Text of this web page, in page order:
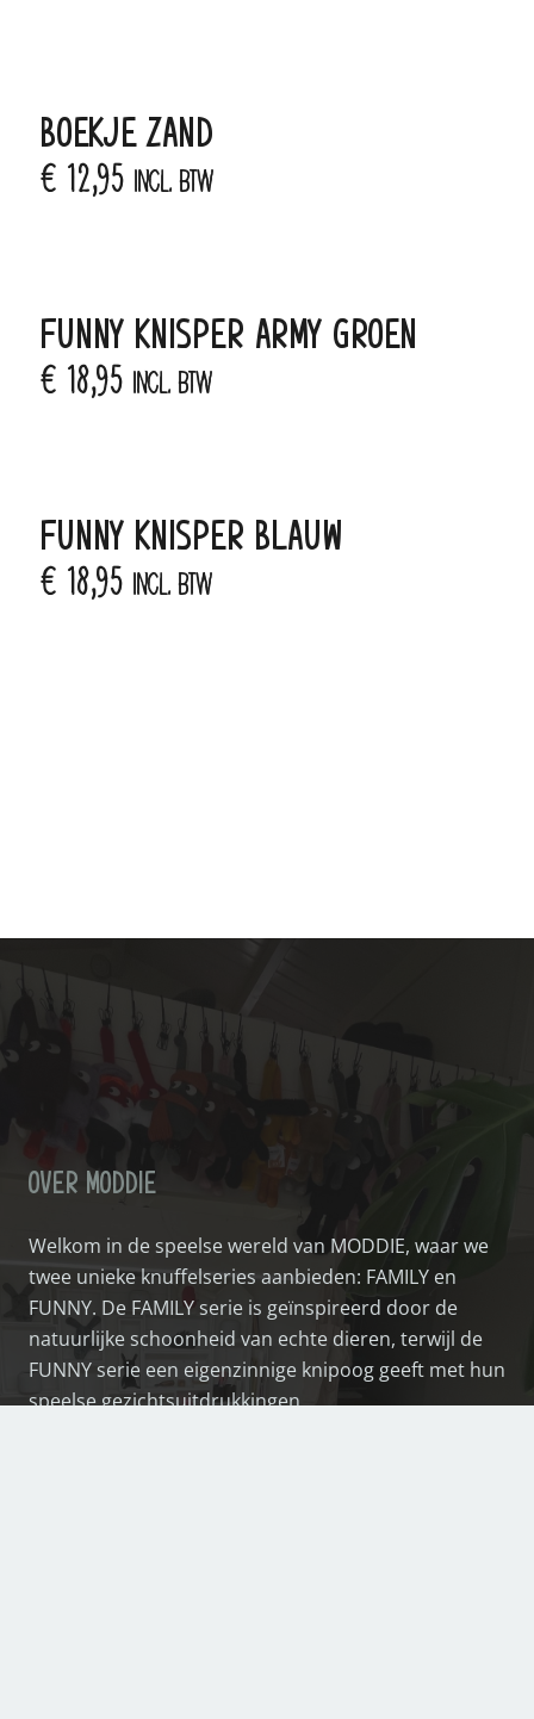
BOEKJE ZAND
€ 12,95 incl. BTW
FUNNY KNISPER ARMY GROEN
€ 18,95 incl. BTW
FUNNY KNISPER BLAUW
€ 18,95 incl. BTW
OVER MODDIE
Welkom in de speelse wereld van MODDIE, waar we
twee unieke knuffelseries aanbieden: FAMILY en
FUNNY. De FAMILY serie is geïnspireerd door de
natuurlijke schoonheid van echte dieren, terwijl de
FUNNY serie een eigenzinnige knipoog geeft met hun
speelse gezichtsuitdrukkingen.